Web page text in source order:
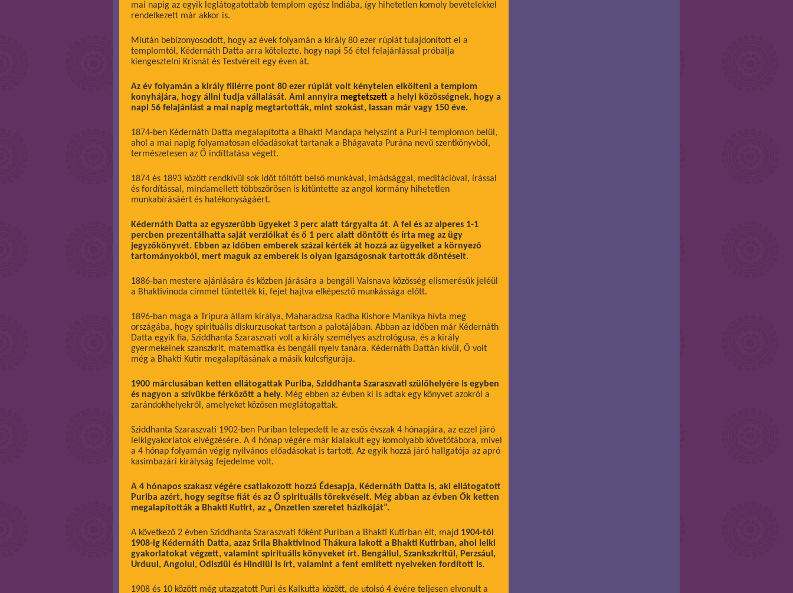
mai napig az egyik leglátogatottabb templom egész Indiába, így hihetetlen komoly bevételekkel
rendelkezett már akkor is.
Miután bebizonyosodott, hogy az évek folyamán a király 80 ezer rúpiát tulajdonított el a
templomtól, Kédernáth Datta arra kötelezte, hogy napi 56 étel felajánlással próbálja
kiengesztelni Krisnát és Testvéreit egy éven át.
Az év folyamán a király fillérre pont 80 ezer rúpiát volt kénytelen elkölteni a templom
konyhájára, hogy állni tudja vállalását. Ami annyira megtetszett a helyi közösségnek, hogy a
napi 56 felajánlást a mai napig megtartották, mint szokást, lassan már vagy 150 éve.
1874-ben Kédernáth Datta megalapította a Bhakti Mandapa helyszínt a Puri-i templomon belül,
ahol a mai napig folyamatosan előadásokat tartanak a Bhágavata Purána nevű szentkönyvből,
természetesen az Ő indíttatása végett.
1874 és 1893 között rendkívül sok időt töltött belső munkával, imádsággal, meditációval, írással
és fordítással, mindamellett többszörösen is kitüntette az angol kormány hihetetlen
munkabírásáért és hatékonyságáért.
Kédernáth Datta az egyszerűbb ügyeket 3 perc alatt tárgyalta át. A fel és az alperes 1-1
percben prezentálhatta saját verzióikat és ő 1 perc alatt döntött és írta meg az ügy
jegyzőkönyvét. Ebben az időben emberek százai kérték át hozzá az ügyeiket a környező
tartományokból, mert maguk az emberek is olyan igazságosnak tartották döntéseit.
1886-ban mestere ajánlására és közben járására a bengáli Vaisnava közösség elismerésük jeléül
a Bhaktivinoda címmel tüntették ki, fejet hajtva elképesztő munkássága előtt.
1896-ban maga a Tripura állam királya, Maharadzsa Radha Kishore Manikya hívta meg
országába, hogy spirituális diskurzusokat tartson a palotájában. Abban az időben már Kédernáth
Datta egyik fia, Sziddhanta Szaraszvati volt a király személyes asztrológusa, és a király
gyermekeinek szanszkrit, matematika és bengáli nyelv tanára. Kédernáth Dattán kívül, Ő volt
még a Bhakti Kutir megalapításának a másik kulcsfigurája.
1900 márciusában ketten ellátogattak Puriba, Sziddhanta Szaraszvati szülőhelyére is egyben
és nagyon a szívükbe férkőzött a hely. Még ebben az évben ki is adtak egy könyvet azokról a
zarándokhelyekről, amelyeket közösen meglátogattak.
Sziddhanta Szaraszvati 1902-ben Puriban telepedett le az esős évszak 4 hónapjára, az ezzel járó
lelkigyakorlatok elvégzésére. A 4 hónap végére már kialakult egy komolyabb követőtábora, mivel
a 4 hónap folyamán végig nyilvános előadásokat is tartott. Az egyik hozzá járó hallgatója az apró
kasimbazári királyság fejedelme volt.
A 4 hónapos szakasz végére csatlakozott hozzá Édesapja, Kédernáth Datta is, aki ellátogatott
Puriba azért, hogy segítse fiát és az Ő spirituális törekvéseit. Még abban az évben Ők ketten
megalapították a Bhakti Kutirt, az „ Önzetlen szeretet házikóját”.
A következő 2 évben Sziddhanta Szaraszvati főként Puriban a Bhakti Kutirban élt, majd 1904-től
1908-ig Kédernáth Datta, azaz Srila Bhaktivinod Thákura lakott a Bhakti Kutirban, ahol lelki
gyakorlatokat végzett, valamint spirituális könyveket írt. Bengáliul, Szankszkritűl, Perzsául,
Urduul, Angolul, Odisziül és Hindiül is írt, valamint a fent említett nyelveken fordított is.
1908 és 10 között még utazgatott Puri és Kalkutta között, de utolsó 4 évére teljesen elvonult a